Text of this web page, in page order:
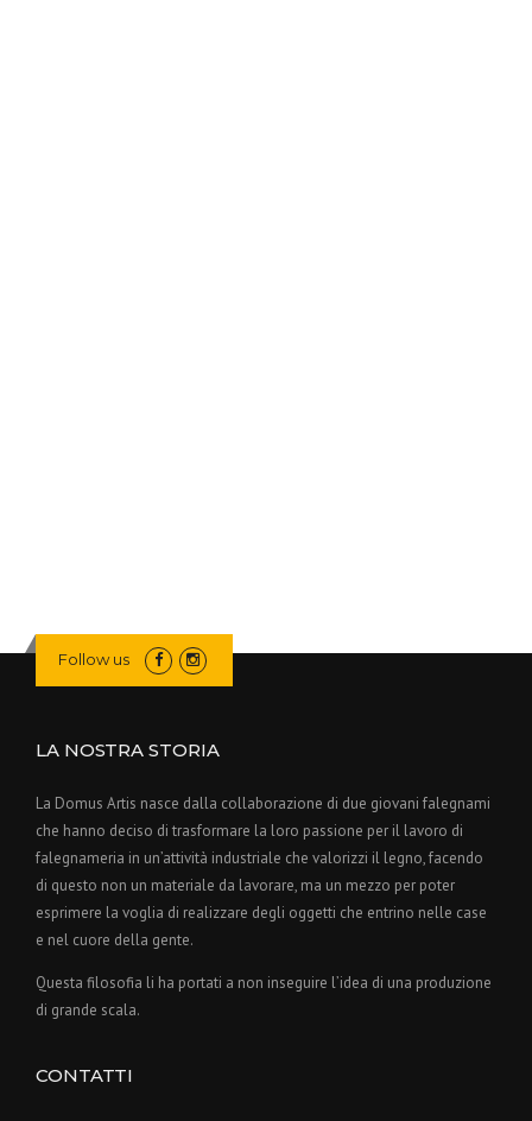
Follow us
LA NOSTRA STORIA
La Domus Artis nasce dalla collaborazione di due giovani falegnami
che hanno deciso di trasformare la loro passione per il lavoro di
falegnameria in un’attività industriale che valorizzi il legno, facendo
di questo non un materiale da lavorare, ma un mezzo per poter
esprimere la voglia di realizzare degli oggetti che entrino nelle case
e nel cuore della gente.
Questa filosofia li ha portati a non inseguire l’idea di una produzione
di grande scala.
CONTATTI